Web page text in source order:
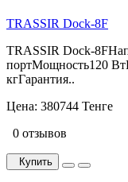
TRASSIR Dock-8F
TRASSIR Dock-
портМощность120
кгГарантия..
Цена: 380744 Тенге
0 отзывов
Купить